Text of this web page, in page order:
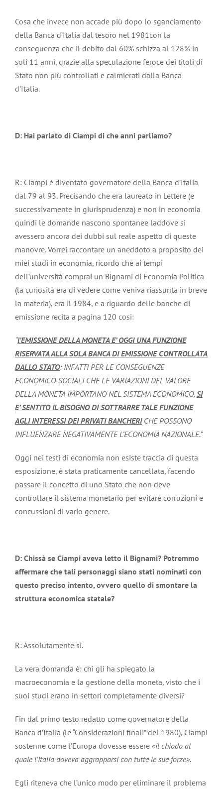
Cosa che invece non accade più dopo lo sganciamento
della Banca d’Italia dal tesoro nel 1981con la
conseguenza che il debito dal 60% schizza al 128% in
soli 11 anni, grazie alla speculazione feroce dei titoli di
Stato non più controllati e calmierati dalla Banca
d’Italia.
D: Hai parlato di Ciampi di che anni parliamo?
R: Ciampi è diventato governatore della Banca d’Italia
dal 79 al 93. Precisando che era laureato in Lettere (e
successivamente in giurisprudenza) e non in economia
quindi le domande nascono spontanee laddove si
avessero ancora dei dubbi sul reale aspetto di queste
manovre. Vorrei raccontare un aneddoto a proposito dei
miei studi in economia, ricordo che ai tempi
dell’università comprai un Bignami di Economia Politica
(la curiosità era di vedere come veniva riassunta in breve
la materia), era il 1984, e a riguardo delle banche di
emissione recita a pagina 120 cosi:
“l’EMISSIONE DELLA MONETA E’ OGGI UNA FUNZIONE
RISERVATA ALLA SOLA BANCA DI EMISSIONE CONTROLLATA
DALLO STATO: INFATTI PER LE CONSEGUENZE
ECONOMICO-SOCIALI CHE LE VARIAZIONI DEL VALORE
DELLA MONETA IMPORTANO NEL SISTEMA ECONOMICO, SI
E’ SENTITO IL BISOGNO DI SOTTRARRE TALE FUNZIONE
AGLI INTERESSI DEI PRIVATI BANCHERICHE POSSONO
INFLUENZARE NEGATIVAMENTE L’ECONOMIA NAZIONALE.”
Oggi nei testi di economia non esiste traccia di questa
esposizione, è stata praticamente cancellata, facendo
passare il concetto di uno Stato che non deve
controllare il sistema monetario per evitare corruzioni e
concussioni di vario genere.
D: Chissà se Ciampi aveva letto il Bignami? Potremmo
affermare che tali personaggi siano stati nominati con
questo preciso intento, ovvero quello di smontare la
struttura economica statale?
R: Assolutamente sì.
La vera domanda è: chi gli ha spiegato la
macroeconomia e la gestione della moneta, visto che i
suoi studi erano in settori completamente diversi?
Fin dal primo testo redatto come governatore della
Banca d’Italia (le “Considerazioni finali” del 1980), Ciampi
sostenne come l’Europa dovesse essere «il chiodo al
quale l’Italia doveva aggrapparsi con tutte le sue forze».
Egli riteneva che l’unico modo per eliminare il problema